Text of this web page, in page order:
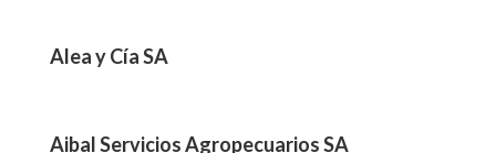
Alea y Cía SA
Aibal Servicios Agropecuarios SA